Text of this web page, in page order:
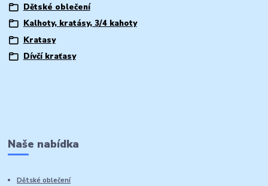
Dětské oblečení
Kalhoty, kratásy, 3/4 kahoty
Kratasy
Dívčí kraťasy
Naše nabídka
Dětské oblečení